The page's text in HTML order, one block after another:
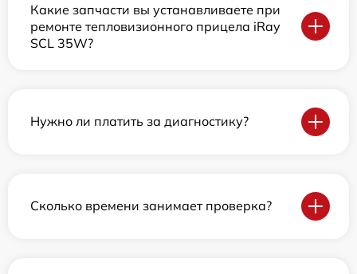
Какие запчасти вы устанавливаете при
ремонте тепловизионного прицела iRay
SCL 35W?
Нужно ли платить за диагностику?
Сколько времени занимает проверка?